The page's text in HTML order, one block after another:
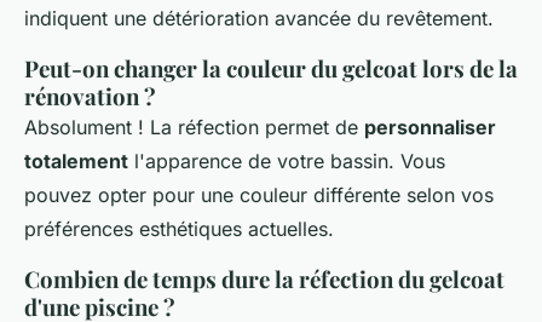
indiquent une détérioration avancée du revêtement.
Peut-on changer la couleur du gelcoat lors de la
rénovation ?
Absolument ! La réfection permet de personnaliser
totalement l'apparence de votre bassin. Vous
pouvez opter pour une couleur différente selon vos
préférences esthétiques actuelles.
Combien de temps dure la réfection du gelcoat
d'une piscine ?